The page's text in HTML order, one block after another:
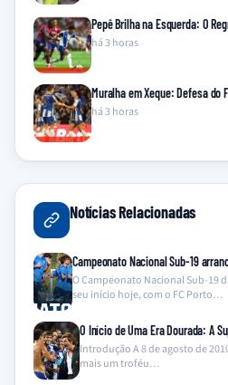
Pepê Brilha na Esquerda: O
há 3 horas
Muralha em Xeque: Defesa do
há 3 horas
Notícias Relacionadas
Campeonato Nacional Sub-19
O Campeonato Nacional Sub-19
seu início hoje, com o FC Porto…
O Início de Uma Era Dourada: A
Introdução A 8 de agosto de
mais um troféu…